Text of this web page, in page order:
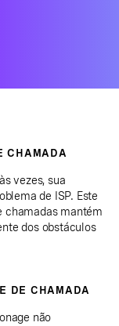
CHAMADA
vezes, sua
de ISP. Este
chamadas mantém
dos obstáculos
DE CHAMADA
não